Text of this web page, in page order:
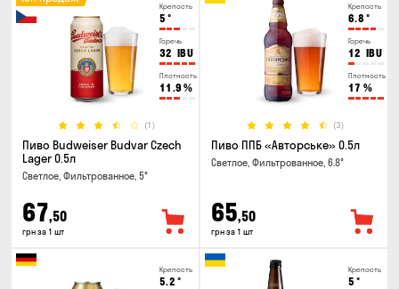
Крепость
5 °
Горечь
32 IBU
Плотность
11.9 %
(1)
Пиво Budweiser Budvar Czech
Lager 0.5л
Светлое, Фильтрованное, 5°
67,50
грн за 1 шт
Крепость
6.8 °
Горечь
12 IBU
Плотность
17 %
(3)
Пиво ППБ «Авторське» 0.5л
Светлое, Фильтрованное, 6.8°
65,50
грн за 1 шт
Крепость
5.2 °
Крепость
5 °